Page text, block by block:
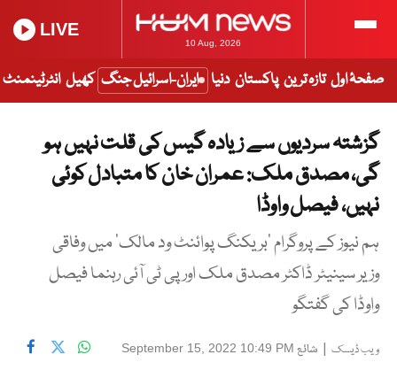
10 Aug, 2026
LIVE
صفحۂ اول تازہ ترین پاکستان دنیا ایران-اسرائیل جنگ کھیل انٹرٹینمنٹ
گزشتہ سردیوں سے زیادہ گیس کی قلت نہیں ہو
گی، مصدق ملک: عمران خان کا متبادل کوئی
نہیں، فیصل واوڈا
ہم نیوز کے پروگرام ’بریکنگ پوائنٹ ود مالک‘ میں وفاقی
وزیر سینیٹر ڈاکٹر مصدق ملک اور پی ٹی آئی رہنما فیصل
واوڈا کی گفتگو
ویب ڈیسک | شائع September 15, 2022 10:49 PM